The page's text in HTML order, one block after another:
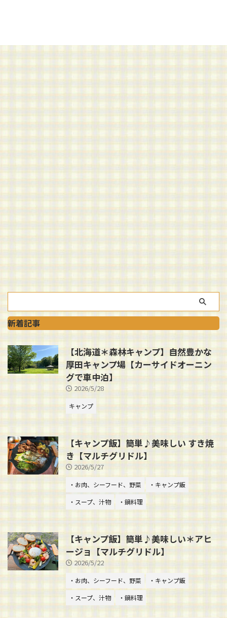
新着記事
【北海道＊森林キャンプ】自然豊かな
厚田キャンプ場【カーサイドオーニン
グで車中泊】
2026/5/28
キャンプ
【キャンプ飯】簡単♪美味しい すき焼
き【マルチグリドル】
2026/5/27
・お肉、シーフード、野菜
・キャンプ飯
・スープ、汁物
・鍋料理
【キャンプ飯】簡単♪美味しい＊アヒ
ージョ【マルチグリドル】
2026/5/22
・お肉、シーフード、野菜
・キャンプ飯
・スープ、汁物
・鍋料理